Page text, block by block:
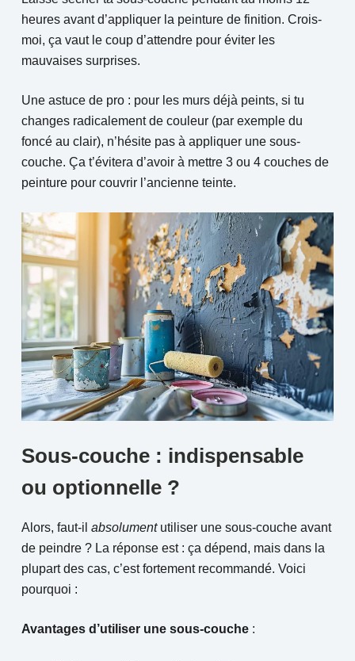
heures avant d’appliquer la peinture de finition. Crois-
moi, ça vaut le coup d’attendre pour éviter les
mauvaises surprises.
Une astuce de pro : pour les murs déjà peints, si tu
changes radicalement de couleur (par exemple du
foncé au clair), n’hésite pas à appliquer une sous-
couche. Ça t’évitera d’avoir à mettre 3 ou 4 couches de
peinture pour couvrir l’ancienne teinte.
Sous-couche : indispensable
ou optionnelle ?
Alors, faut-il absolumentutiliser une sous-couche avant
de peindre ? La réponse est : ça dépend, mais dans la
plupart des cas, c’est fortement recommandé. Voici
pourquoi :
Avantages d’utiliser une sous-couche: